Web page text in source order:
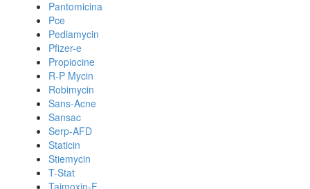
Pantomicina
Pce
Pediamycin
Pfizer-e
Propiocine
R-P Mycin
Robimycin
Sans-Acne
Sansac
Serp-AFD
Staticin
Stiemycin
T-Stat
Taimoxin-F